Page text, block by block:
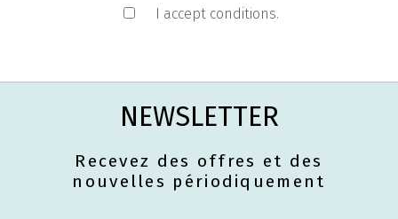
I accept conditions.
NEWSLETTER
Recevez des offres et des
nouvelles périodiquement